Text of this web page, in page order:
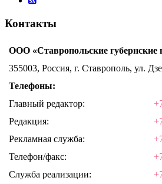
Контакты
ООО «Ставропольские губернские
355003, Россия, г. Ставрополь, ул.
Телефоны:
Главный редактор:
Редакция:
Рекламная служба:
Телефон/факс:
Служба реализации: